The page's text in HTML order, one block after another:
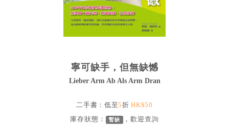
信徒生活
社會／倫理
哲學／宗教比較
見證／傳記
文藝／勵志
寧可缺手，但無缺憾
Lieber Arm Ab Als Arm Dran
二手書：低至5折HK$50
庫存狀態： 暫缺 ，歡迎查詢